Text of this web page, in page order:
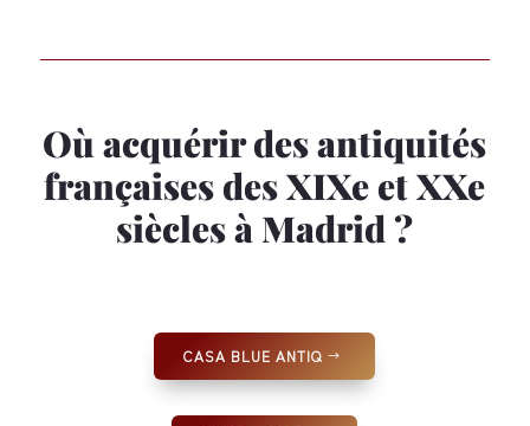
Où acquérir des antiquités
françaises des XIXe et XXe
siècles à Madrid ?
CASA BLUE ANTIQ